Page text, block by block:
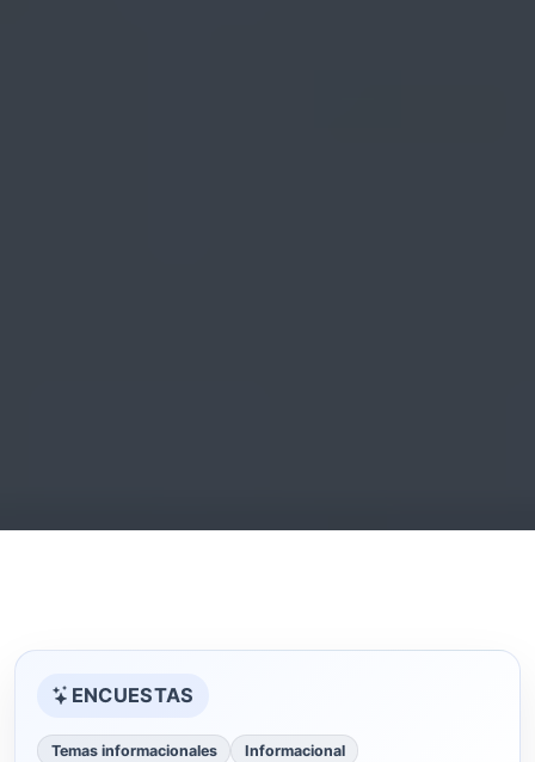
ENCUESTAS
Temas informacionales
Informacional